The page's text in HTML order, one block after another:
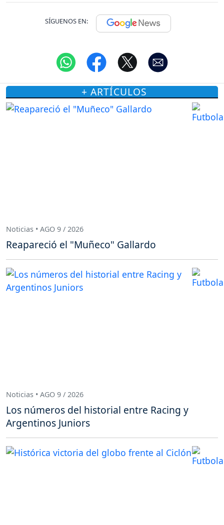
SÍGUENOS EN:
+ ARTÍCULOS
Noticias • AGO 9 / 2026
Reapareció el "Muñeco" Gallardo
Noticias • AGO 9 / 2026
Los números del historial entre Racing y
Argentinos Juniors